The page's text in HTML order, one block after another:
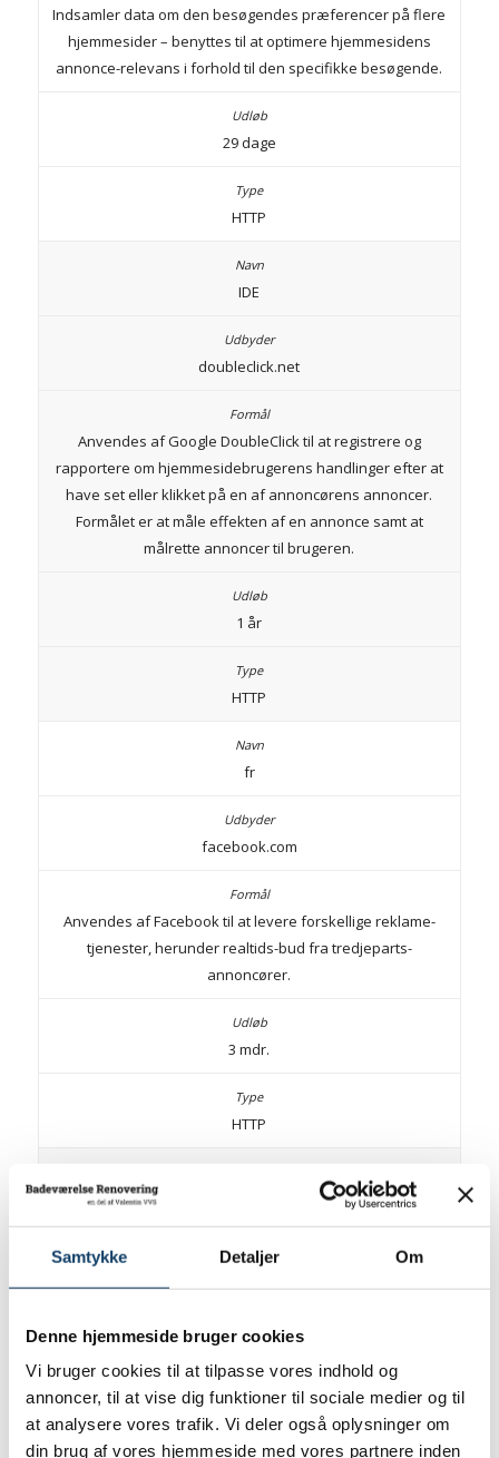
Samtykke Detaljer Om
Denne hjemmeside bruger cookies
Vi bruger cookies til at tilpasse vores indhold og
annoncer, til at vise dig funktioner til sociale medier og til
at analysere vores trafik. Vi deler også oplysninger om
din brug af vores hjemmeside med vores partnere inden
Indsamler data om den besøgendes præferencer på flere
hjemmesider – benyttes til at optimere hjemmesidens
annonce-relevans i forhold til den specifikke besøgende.
29 dage
HTTP
IDE
doubleclick.net
Anvendes af Google DoubleClick til at registrere og
rapportere om hjemmesidebrugerens handlinger efter at
have set eller klikket på en af annoncørens annoncer.
Formålet er at måle effekten af en annonce samt at
målrette annoncer til brugeren.
1 år
HTTP
fr
facebook.com
Anvendes af Facebook til at levere forskellige reklame-
tjenester, herunder realtids-bud fra tredjeparts-
annoncører.
3 mdr.
HTTP
google.com
Registrerer et unikt ID, der identificerer brugerens enhed
ved tilbagevendende besøg. ID’et anvendes til at målrette
annoncer